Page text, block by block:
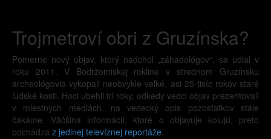
Trojmetroví obri z Gruzínska?
Pomerne nový objav, ktorý nadchol „záhadológov“, sa udial v
roku 2011. V Bodržomiskej rokline v strednom Gruzínsku
archeológovia vykopali neobvykle veľké, asi 25-tisíc rokov staré
ľudské kosti. Hoci ubehli tri roky, odkedy vedci objav prezentovali
v miestnych médiách, na vedecký opis pozostatkov stále
čakáme. Väčšina informácií, ktoré o objavuje kolujú, preto
pochádza z jedinej televíznej reportáže.